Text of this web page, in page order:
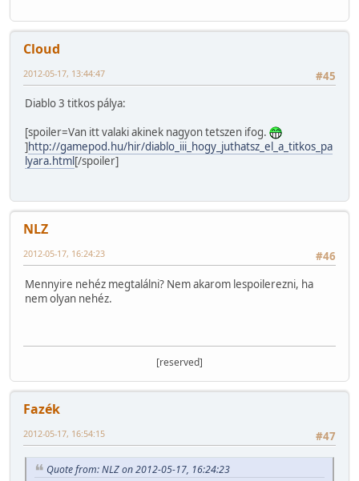
Cloud
#45
2012-05-17, 13:44:47
Diablo 3 titkos pálya:
[spoiler=Van itt valaki akinek nagyon tetszen ifog.
]http://gamepod.hu/hir/diablo_iii_hogy_juthatsz_el_a_titkos_pa
lyara.html[/spoiler]
NLZ
#46
2012-05-17, 16:24:23
Mennyire nehéz megtalálni? Nem akarom lespoilerezni, ha
nem olyan nehéz.
[reserved]
Fazék
#47
2012-05-17, 16:54:15
Quote from: NLZ on 2012-05-17, 16:24:23